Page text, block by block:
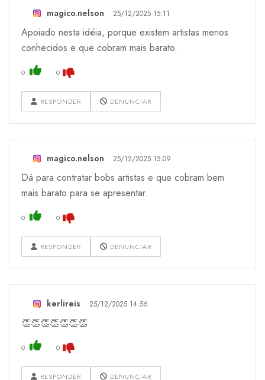
magico.nelson 25/12/2025 15:11
Apoiado nesta idéia, porque existem artistas menos
conhecidos e que cobram mais barato.
0 0
RESPONDER DENUNCIAR
magico.nelson 25/12/2025 15:09
Dá para contratar bobs artistas e que cobram bem
mais barato para se apresentar.
0 0
RESPONDER DENUNCIAR
kerlireis 25/12/2025 14:56
👏👏👏👏👏👏👏
0 0
RESPONDER DENUNCIAR